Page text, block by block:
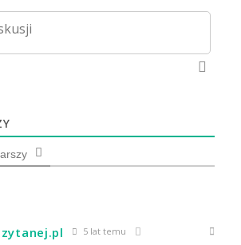
5 lat temu